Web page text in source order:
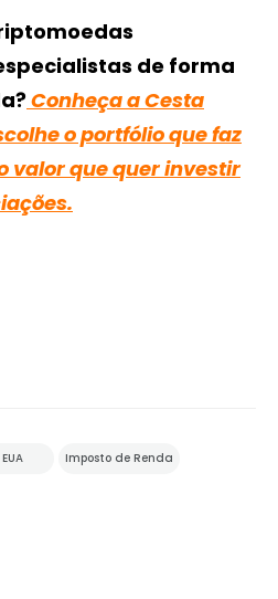
de forma
Conheça a Cesta
o portfólio que faz
valor que quer investir
EUA
Imposto de Renda